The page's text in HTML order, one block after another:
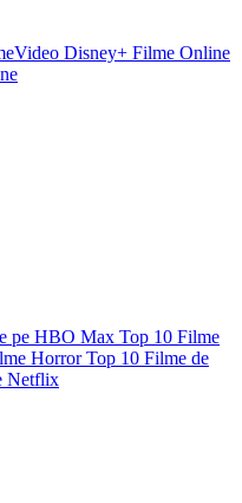
Disney+ Filme Online
pe HBO Max Top 10 Filme
Horror Top 10 Filme de
Netflix